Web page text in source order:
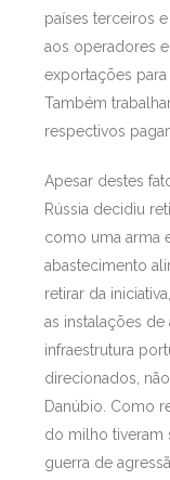
países terceiros
aos operadores
exportações
Também
respectivos
Apesar destes
Rússia decidiu
como uma arma
abastecimento
retirar da
as instalações
infraestrutura
direcionados,
Danúbio. Como
do milho tiveram
guerra de